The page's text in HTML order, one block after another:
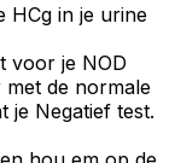
HCg in je urine
voor je NOD
met de normale
je Negatief test.